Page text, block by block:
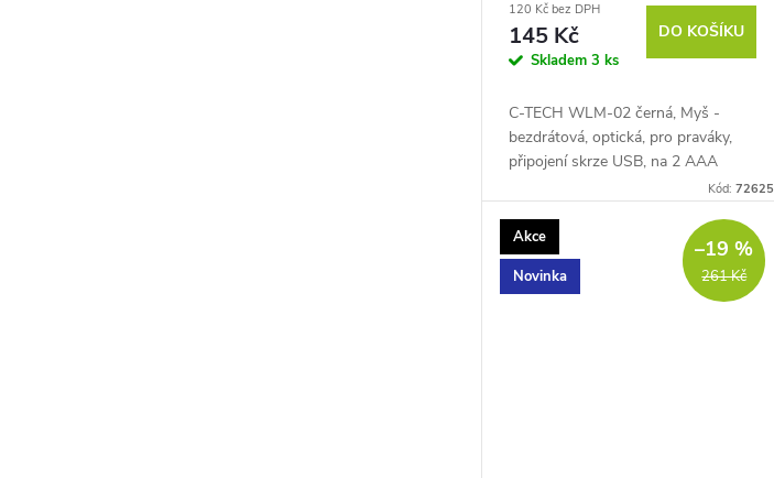
120 Kč bez DPH
145 Kč
Skladem 3 ks
DO KOŠÍKU
C-TECH WLM-02 černá, Myš -
bezdrátová, optická, pro praváky,
připojení skrze USB, na 2 AAA
baterie, citlivost 1600 DPI, odezva 1
maximální...
Kód:72625
Akce
Novinka
261 Kč
–19 %